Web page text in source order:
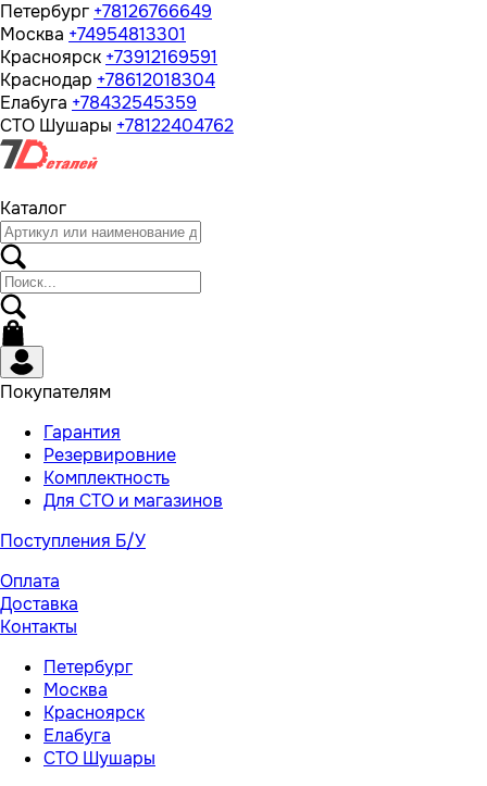
Петербург +78126766649
Москва +74954813301
Красноярск +73912169591
Краснодар +78612018304
Елабуга +78432545359
СТО Шушары +78122404762
Каталог
Покупателям
Гарантия
Резервировние
Комплектность
Для СТО и магазинов
Поступления Б/У
Оплата
Доставка
Контакты
Петербург
Москва
Красноярск
Елабуга
СТО Шушары